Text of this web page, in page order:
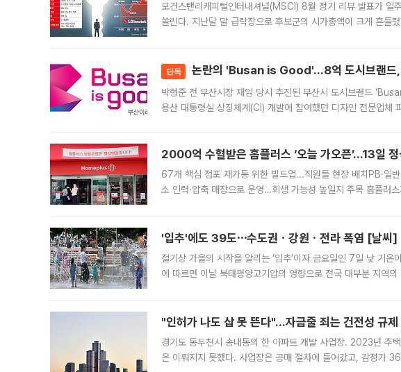
모건스탠리캐피털인터내셔널(MSCI) 8월 정기 리뷰 발표가 일
쏠린다. 지난달 말 급락장으로 후보군의 시가총액이 크게 흔들
단독 논란의 'Busan is Good'…8억 도시브랜드,
박형준 전 부산시장 재임 당시 추진된 부산시 도시브랜드
용산 대통령실 상징체계(CI) 개발에 참여했던 디자인 전문업체
2000억 수혈받은 홈플러스 ‘오늘 가오픈’...13일 정
67개 핵심 점포 재가동 위한 빌드업...직원들 현장 배치PB·일
소 인력·압축 매장으로 운영…회생 가능성 높일지 주목 홈플러
'입추'에도 39도⋯수도권ㆍ강원ㆍ전라 폭염 [날씨]
절기상 가을의 시작을 알리는 ‘입추’이자 금요일인 7일 낮 기
에 따르면 이날 북태평양고기압의 영향으로 전국 대부분 지역
"인허가 나도 삽 못 뜬다"…자금줄 죄는 건전성 규
경기도 동두천시 송내동의 한 아파트 개발 사업장. 2023년 주
은 이뤄지지 못했다. 사업장은 공매 절차에 들어갔고, 감정가